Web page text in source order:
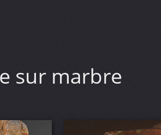
sur marbre